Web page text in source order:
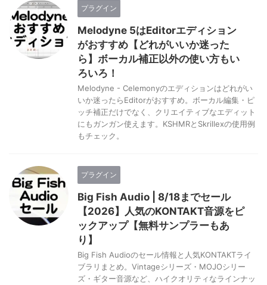
プラグイン
Melodyne 5はEditorエディション
がおすすめ【どれがいいか迷った
ら】ボーカル補正以外の使い方もい
ろいろ！
Melodyne - Celemonyのエディションはどれがい
いか迷ったらEditorがおすすめ。ボーカル編集・ピ
ッチ補正だけでなく、クリエイティブなエディット
にもガンガン使えます。KSHMRとSkrillexの使用例
もチェック。
プラグイン
Big Fish Audio | 8/18までセール
【2026】人気のKONTAKT音源をピ
ックアップ【無料サンプラーもあ
り】
Big Fish Audioのセール情報と人気KONTAKTライ
ブラリまとめ。Vintageシリーズ・MOJOシリー
ズ・ギター音源など、ハイクオリティなラインナッ